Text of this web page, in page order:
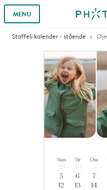
MENU
Staffeli kalender - stående